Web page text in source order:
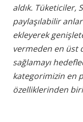
aldık. Tüketiciler,
paylaşılabilir
ekleyerek
vermeden en üst
sağlamayı
kategorimizin en
özelliklerinden